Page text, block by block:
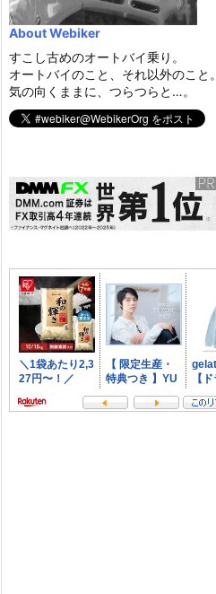
About Webiker
すこし古めのオートバイ乗り。
オートバイのこと、それ以外のこと。
気の向くままに、つらつらと…。